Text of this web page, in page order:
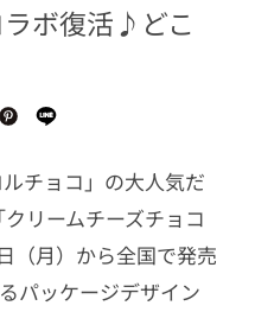
ボ復活♪どこ
チョコ」の大人気だ
リームチーズチョコ
（月）から全国で発売
パッケージデザイン